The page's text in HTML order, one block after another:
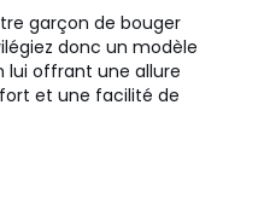
garçon de bouger
donc un modèle
lui offrant une allure
et une facilité de